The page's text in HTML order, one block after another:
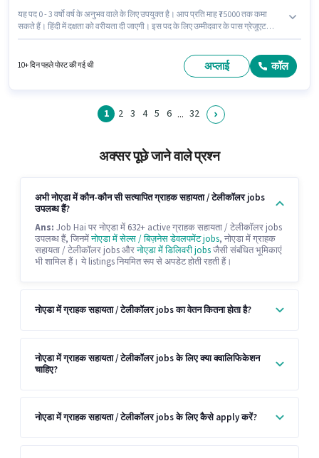
यह पद 0 - 3 वर्षो वर्ष के अनुभव वाले के लिए उपयुक्त है। आप प्रति माह ₹75000 तक कमा
सकते हैं। हिंदी में दक्षता को वरीयता दी जाएगी। इस पद के लिए उम्मीदवार के पास ग्रेजुएट
जुड़ें। इस पद के लिए आवश्यक दस्तावेज़ जैसे PAN कार्ड, आधार कार्ड, बैंक अकाउंट का होना
10+ दिन पहले पोस्ट की गई थी अप्लाई कॉल
1 2 3 4 5 6 ... 32
अक्सर पूछे जाने वाले प्रश्न
अभी नोएडा में कौन-कौन सी सत्यापित ग्राहक सहायता / टेलीकॉलर jobs
उपलब्ध हैं?
Ans: Job Hai पर नोएडा में 632+ active ग्राहक सहायता / टेलीकॉलर jobs
उपलब्ध हैं, जिनमेंनोएडा में सेल्स / बिज़नेस डेवलपमेंट jobs, नोएडा में ग्राहक
सहायता / टेलीकॉलर jobs औरनोएडा में डिलिवरी jobsजैसी संबंधित भूमिकाएं
भी शामिल हैं। ये listings नियमित रूप से अपडेट होती रहती हैं।
नोएडा में ग्राहक सहायता / टेलीकॉलर jobs का वेतन कितना होता है?
नोएडा में ग्राहक सहायता / टेलीकॉलर jobs के लिए क्या क्वालिफिकेशन
चाहिए?
नोएडा में ग्राहक सहायता / टेलीकॉलर jobs के लिए कैसे apply करें?